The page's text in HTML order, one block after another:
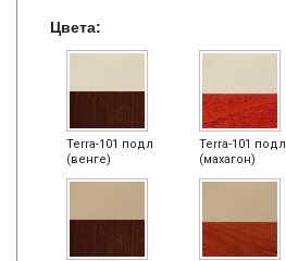
Цвета:
Terra-101 подл
(венге)
Terra-101 подл
(махагон)